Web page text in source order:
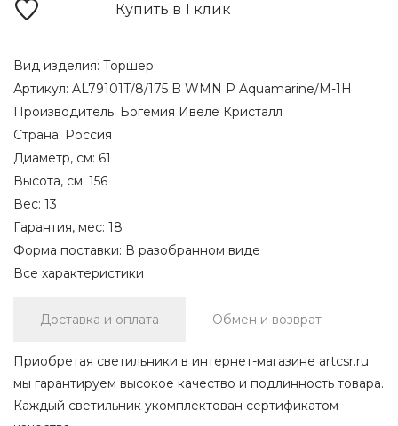
Купить в 1 клик
Вид изделия: Торшер
Артикул: AL79101T/8/175 B WMN P Aquamarine/M-1H
Производитель: Богемия Ивеле Кристалл
Страна: Россия
Диаметр, см: 61
Высота, см: 156
Вес: 13
Гарантия, мес: 18
Форма поставки: В разобранном виде
Все характеристики
Доставка и оплата Обмен и возврат
Приобретая светильники в интернет-магазине artcsr.ru
мы гарантируем высокое качество и подлинность товара.
Каждый светильник укомплектован сертификатом